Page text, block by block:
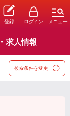
登録 ログイン メニュー
求人情報
検索条件を変更